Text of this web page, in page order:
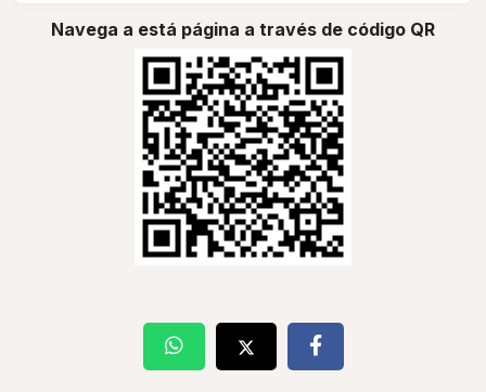
Navega a está página a través de código QR